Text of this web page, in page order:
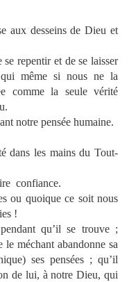
aux desseins de Dieu et
repentir et de se laisser
même si nous ne la
comme la seule vérité
notre pensée humaine.
dans les mains du Tout-
confiance.
ou quoique ce soit nous
!
qu’il se trouve ;
méchant abandonne sa
ses pensées ; qu’il
de lui, à notre Dieu, qui